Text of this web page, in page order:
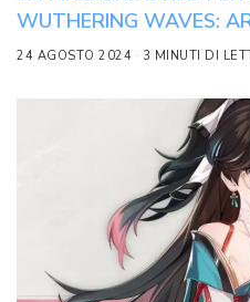
WUTHERING WAVES:
24 AGOSTO 2024 3 MINUTI DI